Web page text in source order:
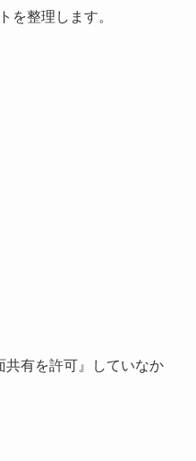
を整理します。
共有を許可』していなか